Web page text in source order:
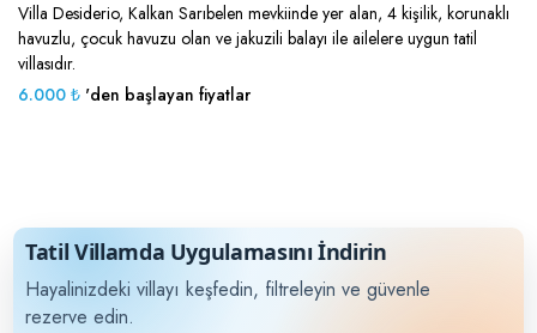
Villa Desiderio, Kalkan Sarıbelen mevkiinde yer alan, 4 kişilik, korunaklı
havuzlu, çocuk havuzu olan ve jakuzili balayı ile ailelere uygun tatil
villasıdır.
6.000 ₺ 'den başlayan fiyatlar
Tatil Villamda Uygulamasını İndirin
Hayalinizdeki villayı keşfedin, filtreleyin ve güvenle
rezerve edin.